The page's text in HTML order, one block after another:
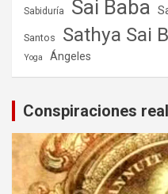
Sabiduría Sai Baba
Santos Sathya Sai
Yoga Ángeles
Conspiraciones